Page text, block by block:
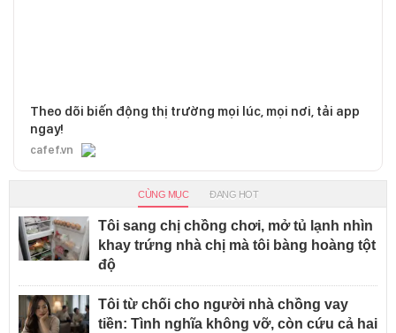
Theo dõi biến động thị trường mọi lúc, mọi nơi, tải app
ngay!
cafef.vn
CÙNG MỤC ĐANG HOT
Tôi sang chị chồng chơi, mở tủ lạnh nhìn
khay trứng nhà chị mà tôi bàng hoàng tột
độ
Tôi từ chối cho người nhà chồng vay
tiền: Tình nghĩa không vỡ, còn cứu cả hai